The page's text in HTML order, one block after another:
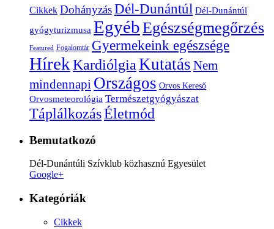
Cikkek DohányzásDél-Dunántúl Dél-Dunántúl
gyógyturizmusa EgyébEgészségmegőrzés
Featured Fogalomtár Gyermekeink egészsége
HírekKardiólgia Kutatás Nem
mindennapi Országos Orvos Kereső
Orvosmeteorológia Természetgyógyászat
TáplálkozásÉletmód
Bemutatkozó
Dél-Dunántúli Szívklub közhasznú Egyesület
Google+
Kategóriák
Cikkek